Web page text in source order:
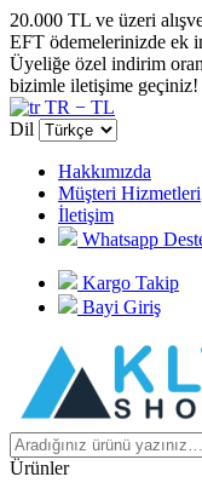
20.000 TL ve üzeri
EFT ödemelerinizde ek
Üyeliğe özel indirim
bizimle iletişime geçiniz!
TR − TL
Dil
Hakkımızda
Müşteri Hizmetleri
İletişim
Whatsapp
Kargo Takip
Bayi Giriş
Ürünler